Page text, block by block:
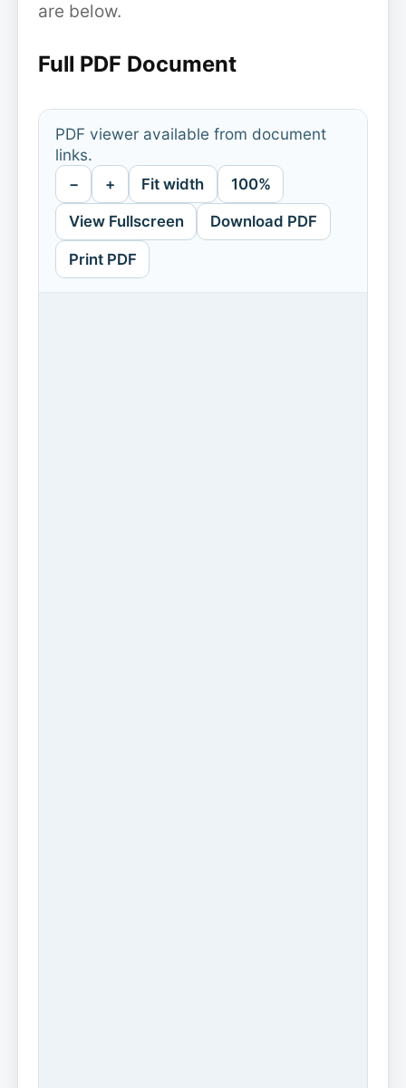
are below.
Full PDF Document
PDF viewer available from document
links.
− + Fit width 100%
View Fullscreen Download PDF
Print PDF